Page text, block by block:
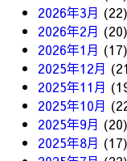
2026年3月 (22)
2026年2月 (20)
2026年1月 (17)
2025年12月
2025年11月
2025年10月
2025年9月 (20)
2025年8月 (17)